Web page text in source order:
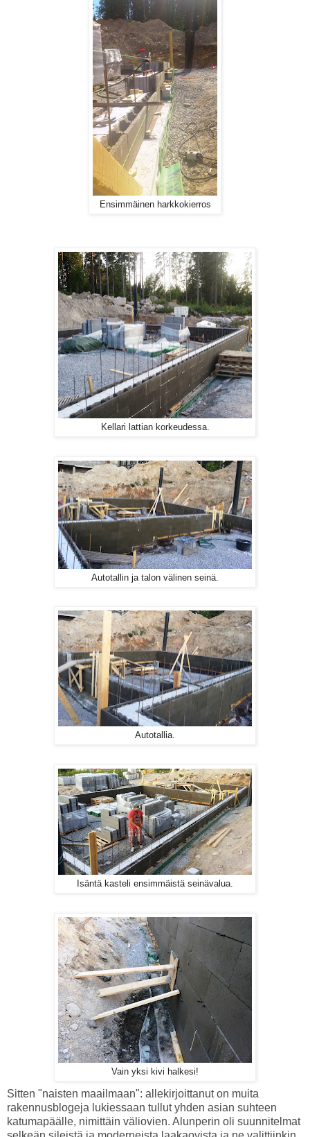
Ensimmäinen harkkokierros
Kellari lattian korkeudessa.
Autotallin ja talon välinen seinä.
Autotallia.
Isäntä kasteli ensimmäistä seinävalua.
Vain yksi kivi halkesi!
Sitten "naisten maailmaan": allekirjoittanut on muita
rakennusblogeja lukiessaan tullut yhden asian suhteen
katumapäälle, nimittäin väliovien. Alunperin oli suunnitelmat